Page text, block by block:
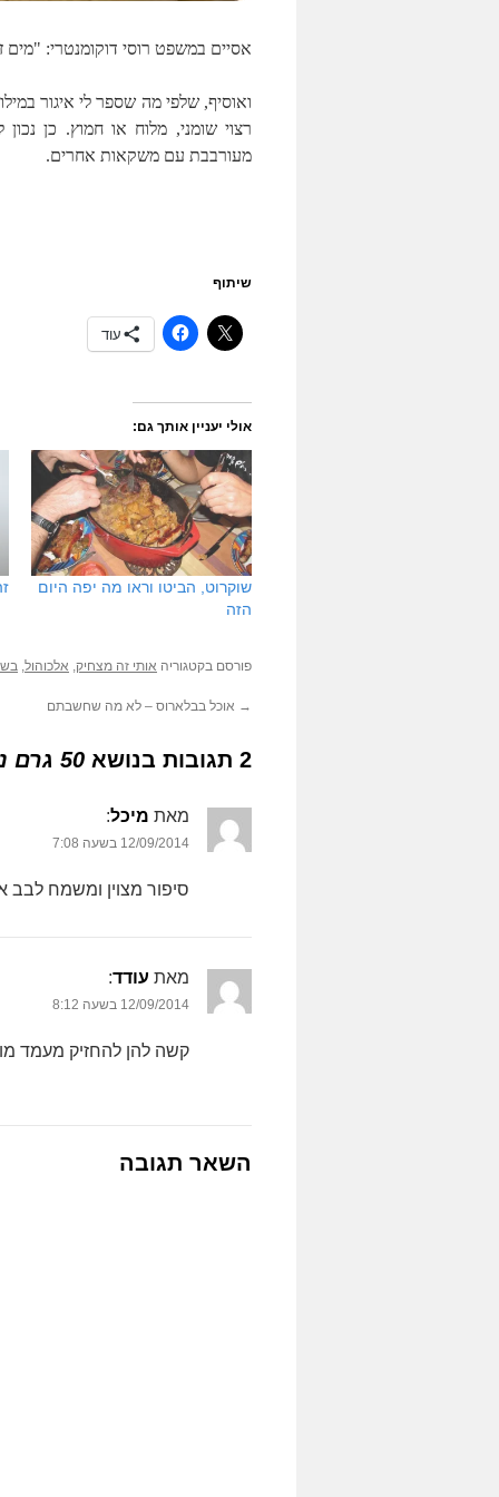
אסיים במשפט רוסי דוקומנטרי:
ואוסיף, שלפי מה שספר לי איגור
מעורבבת עם משקאות אחרים.
שיתוף
עוד
אולי יעניין אותך גם:
שוקרוט, הביטו וראו מה יפה היום
הזה
פורסם בקטגוריה אותי זה מצחיק, אלכוהול,
→ אוכל בבלארוס – לא מה שחשבתם
2 תגובות בנושא 50 גרם נקניק
מאת מיכל‏:
12/09/2014 בשעה 7:08
סיפור מצוין ומשמח לבב
מאת עודד‏:
12/09/2014 בשעה 8:12
קשה להן להחזיק מעמד
השאר תגובה